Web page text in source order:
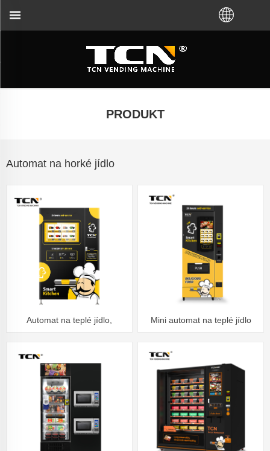
PRODUKT
Automat na horké jídlo
Automat na teplé jídlo,
Mini automat na teplé jídlo
koupili VM od továrny TCN nebo místního